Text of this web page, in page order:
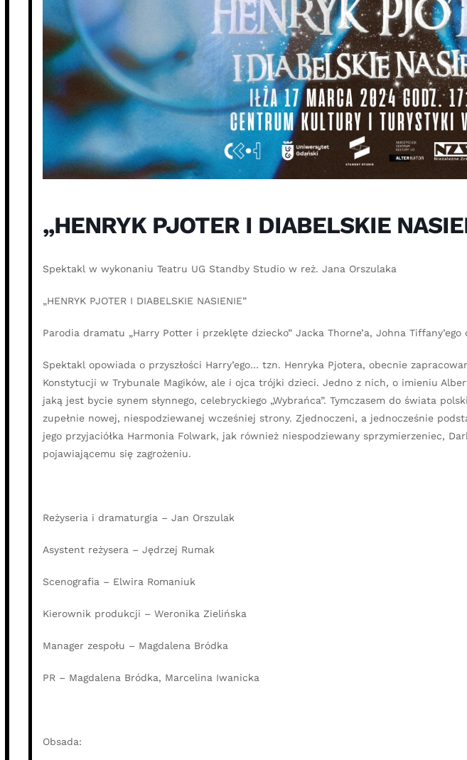
„HENRYK PJOTER I DIABELSKIE
Spektakl w wykonaniu Teatru UG Standby Studio w reż. Jana Orszulaka
„HENRYK PJOTER I DIABELSKIE NASIENIE”
Parodia dramatu „Harry Potter i przeklęte dziecko” Jacka Thorne’a, Johna Tiffany’ego
Spektakl opowiada o przyszłości Harry’ego… tzn. Henryka Pjotera, obecnie
Konstytucji w Trybunale Magików, ale i ojca trójki dzieci. Jedno z nich, o imieniu
jaką jest bycie synem słynnego, celebryckiego „Wybrańca”. Tymczasem do świata
zupełnie nowej, niespodziewanej wcześniej strony. Zjednoczeni, a jednocześnie
jego przyjaciółka Harmonia Folwark, jak również niespodziewany sprzymierzeniec,
pojawiającemu się zagrożeniu.
Reżyseria i dramaturgia – Jan Orszulak
Asystent reżysera – Jędrzej Rumak
Scenografia – Elwira Romaniuk
Kierownik produkcji – Weronika Zielińska
Manager zespołu – Magdalena Bródka
PR – Magdalena Bródka, Marcelina Iwanicka
Obsada: